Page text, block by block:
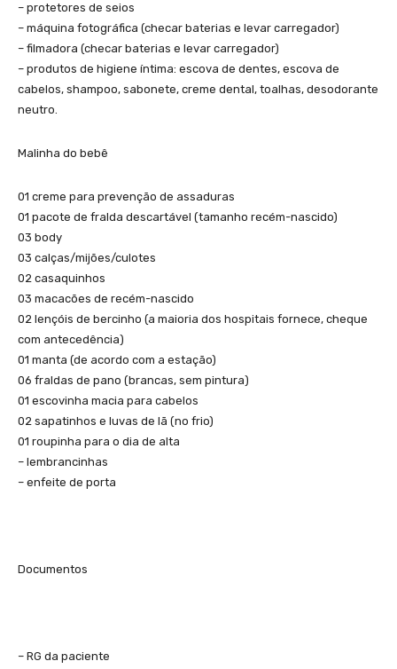
– protetores de seios
– máquina fotográfica (checar baterias e levar carregador)
– filmadora (checar baterias e levar carregador)
– produtos de higiene íntima: escova de dentes, escova de
cabelos, shampoo, sabonete, creme dental, toalhas, desodorante
neutro.
Malinha do bebê
01 creme para prevenção de assaduras
01 pacote de fralda descartável (tamanho recém-nascido)
03 body
03 calças/mijões/culotes
02 casaquinhos
03 macacões de recém-nascido
02 lençóis de bercinho (a maioria dos hospitais fornece, cheque
com antecedência)
01 manta (de acordo com a estação)
06 fraldas de pano (brancas, sem pintura)
01 escovinha macia para cabelos
02 sapatinhos e luvas de lã (no frio)
01 roupinha para o dia de alta
– lembrancinhas
– enfeite de porta
Documentos
– RG da paciente